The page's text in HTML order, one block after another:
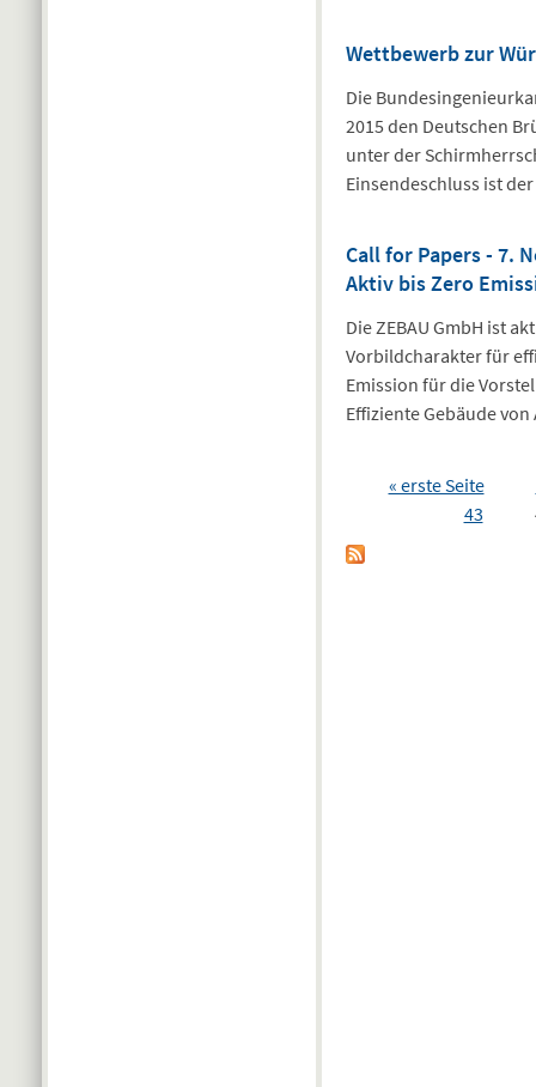
Wettbewerb zur
Die
2015 den Deutschen
unter der
Einsendeschluss ist
Call for Papers - 7.
Aktiv bis Zero
Die ZEBAU GmbH ist
Vorbildcharakter für
Emission für die
Effiziente Gebäude
Seiten« erste Seite
43